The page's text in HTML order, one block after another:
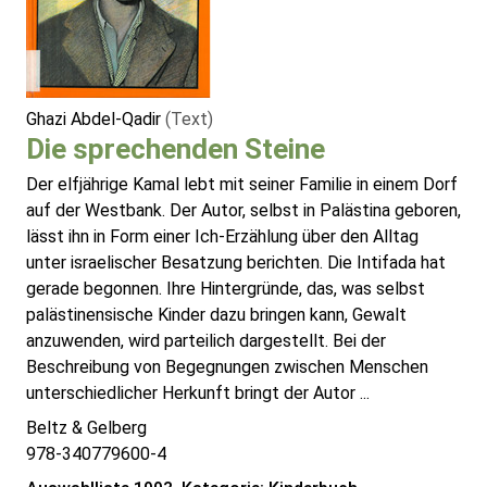
Ghazi Abdel-Qadir (Text)
Die sprechenden Steine
Der elfjährige Kamal lebt mit seiner Familie in einem Dorf
auf der Westbank. Der Autor, selbst in Palästina geboren,
lässt ihn in Form einer Ich-Erzählung über den Alltag
unter israelischer Besatzung berichten. Die Intifada hat
gerade begonnen. Ihre Hintergründe, das, was selbst
palästinensische Kinder dazu bringen kann, Gewalt
anzuwenden, wird parteilich dargestellt. Bei der
Beschreibung von Begegnungen zwischen Menschen
unterschiedlicher Herkunft bringt der Autor ...
Beltz & Gelberg
978-340779600-4